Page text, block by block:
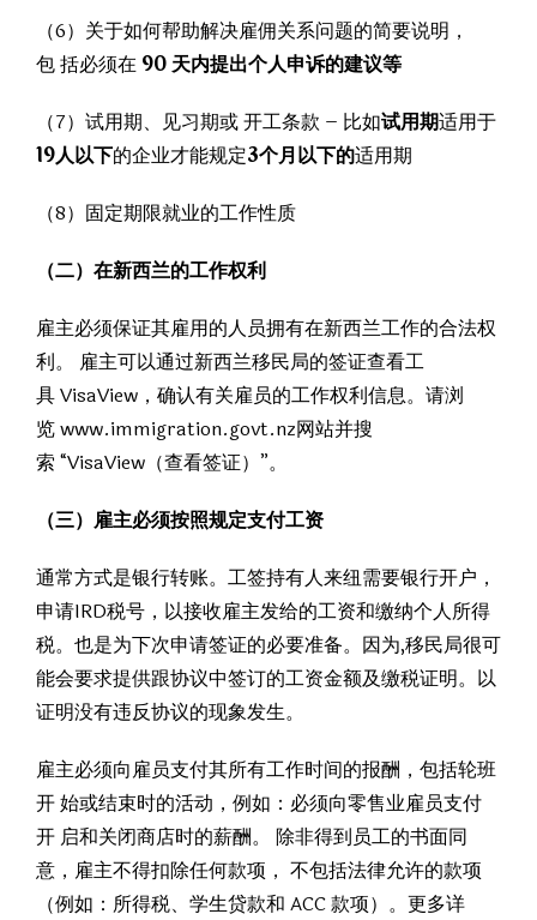
（6）关于如何帮助解决雇佣关系问题的简要说明，
包 括必须在 90 天内提出个人申诉的建议等
（7）试用期、见习期或 开工条款 – 比如试用期适用于
19人以下的企业才能规定3个月以下的适用期
（8）固定期限就业的工作性质
（二） 在新西兰的工作权利
雇主必须保证其雇用的人员拥有在新西兰工作的合法权
利。 雇主可以通过新西兰移民局的签证查看工
具 VisaView，确认有关雇员的工作权利信息。请浏
览 www.immigration.govt.nz网站并搜
索 “VisaView（查看签证）”。
（三）雇主必须按照规定支付工资
通常方式是银行转账。工签持有人来纽需要银行开户，
申请IRD税号，以接收雇主发给的工资和缴纳个人所得
税。也是为下次申请签证的必要准备。因为,移民局很可
能会要求提供跟协议中签订的工资金额及缴税证明。以
证明没有违反协议的现象发生。
雇主必须向雇员支付其所有工作时间的报酬，包括轮班
开 始或结束时的活动，例如：必须向零售业雇员支付
开 启和关闭商店时的薪酬。 除非得到员工的书面同
意，雇主不得扣除任何款项， 不包括法律允许的款项
（例如：所得税、学生贷款和 ACC 款项）。更多详